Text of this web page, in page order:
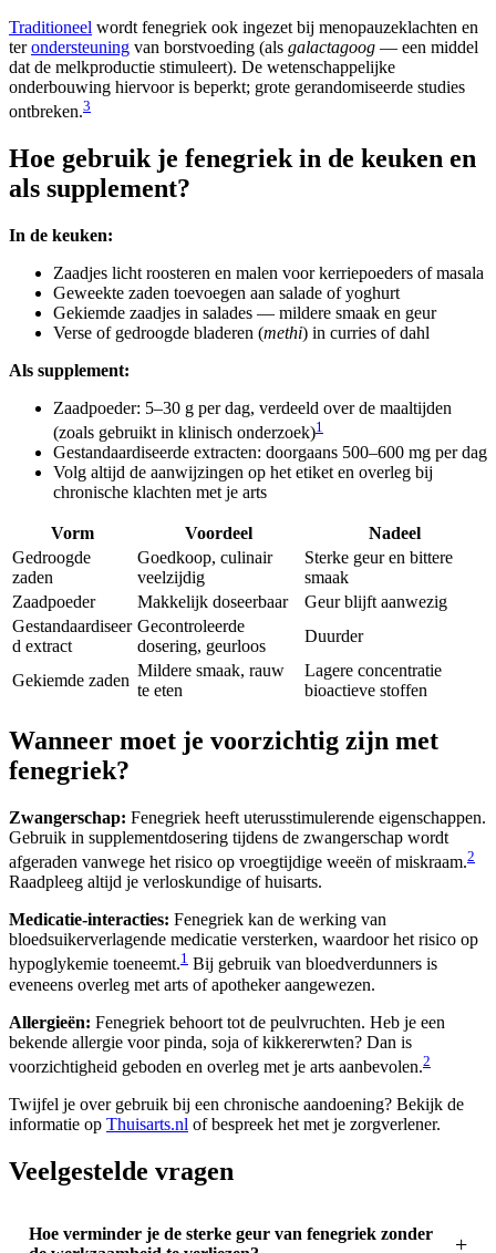
Traditioneel wordt fenegriek ook ingezet bij menopauzeklachten en
terondersteuning van borstvoeding (als galactagoog — een middel
dat de melkproductie stimuleert). De wetenschappelijke
onderbouwing hiervoor is beperkt; grote gerandomiseerde studies
ontbreken.3
Hoe gebruik je fenegriek in de keuken en
als supplement?
In de keuken:
Zaadjes licht roosteren en malen voor kerriepoeders of masala
Geweekte zaden toevoegen aan salade of yoghurt
Gekiemde zaadjes in salades — mildere smaak en geur
Verse of gedroogde bladeren (methi) in curries of dahl
Als supplement:
Zaadpoeder: 5–30 g per dag, verdeeld over de maaltijden
(zoals gebruikt in klinisch onderzoek)1
Gestandaardiseerde extracten: doorgaans 500–600 mg per dag
Volg altijd de aanwijzingen op het etiket en overleg bij
chronische klachten met je arts
Vorm Voordeel
Nadeel
Gedroogde
zaden
Goedkoop, culinair
veelzijdig
Sterke geur en bittere
smaak
Zaadpoeder
Makkelijk doseerbaar
Geur blijft aanwezig
Gestandaardiseer
d extract
Gecontroleerde
dosering, geurloos
Duurder
Gekiemde zaden
Mildere smaak, rauw
te eten
Lagere concentratie
bioactieve stoffen
Wanneer moet je voorzichtig zijn met
fenegriek?
Zwangerschap: Fenegriek heeft uterusstimulerende eigenschappen.
Gebruik in supplementdosering tijdens de zwangerschap wordt
afgeraden vanwege het risico op vroegtijdige weeën of miskraam.2
Raadpleeg altijd je verloskundige of huisarts.
Medicatie-interacties: Fenegriek kan de werking van
bloedsuikerverlagende medicatie versterken, waardoor het risico op
hypoglykemie toeneemt.1 Bij gebruik van bloedverdunners is
eveneens overleg met arts of apotheker aangewezen.
Allergieën: Fenegriek behoort tot de peulvruchten. Heb je een
bekende allergie voor pinda, soja of kikkererwten? Dan is
voorzichtigheid geboden en overleg met je arts aanbevolen.2
Twijfel je over gebruik bij een chronische aandoening? Bekijk de
informatie op Thuisarts.nl of bespreek het met je zorgverlener.
Veelgestelde vragen
Hoe verminder je de sterke geur van fenegriek zonder